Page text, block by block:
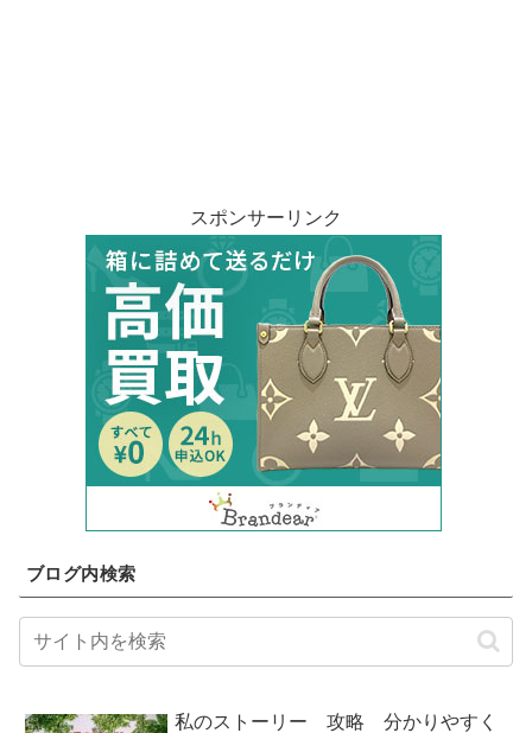
スポンサーリンク
ブログ内検索
私のストーリー 攻略 分かりやすく